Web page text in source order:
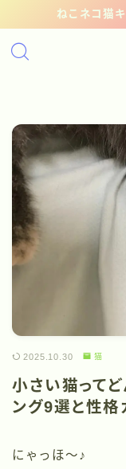
ねこネコ猫
MENU
管理猫ギャラリー
お問い合わせ
2025.10.30 猫
小さい猫って
ング9選と性格
にゃっほ〜♪